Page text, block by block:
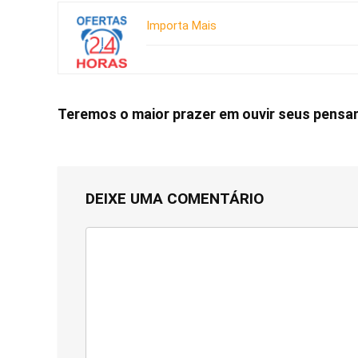
Importa Mais
Teremos o maior prazer em ouvir seus
DEIXE UMA COMENTÁRIO